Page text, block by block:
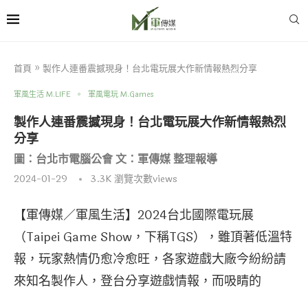
首頁 » 製作人連番震撼現身！台北電玩展大作新情報熱烈分享
軍風生活 M.LIFE 軍風電玩 M.Games
製作人連番震撼現身！台北電玩展大作新情報熱烈
分享
圖：台北市電腦公會 文：軍傳媒 整理報導
2024-01-29 3.3K瀏覽次數views
【軍傳媒／軍風生活】2024台北國際電玩展
（Taipei Game Show，下稱TGS），雖頂著低溫特
報，玩家熱情仍愈冷愈旺，各家遊戲大廠今紛紛請
來知名製作人，登台分享遊戲情報，而吸睛的